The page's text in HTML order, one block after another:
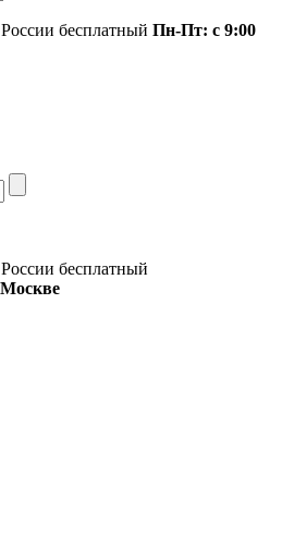
бесплатный Пн-Пт: с 9:00
бесплатный